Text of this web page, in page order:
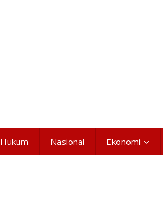
Hukum Nasional Ekonomi